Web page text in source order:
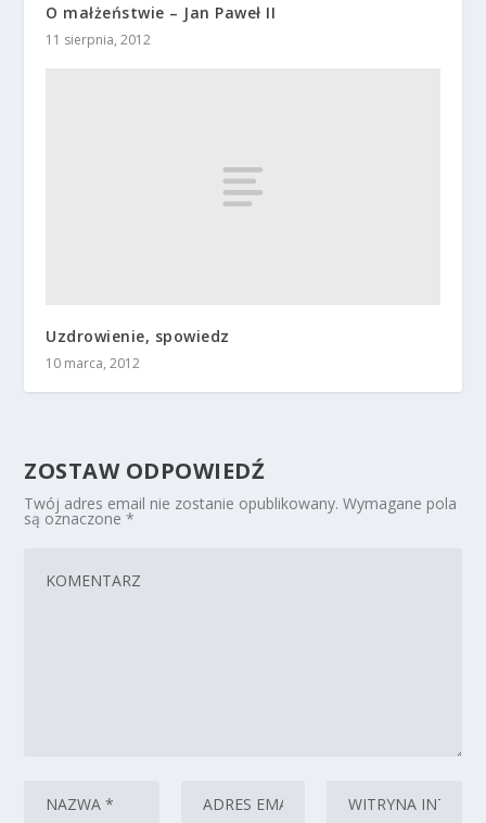
O małżeństwie – Jan Paweł II
11 sierpnia, 2012
Uzdrowienie, spowiedz
10 marca, 2012
ZOSTAW ODPOWIEDŹ
Twój adres email nie zostanie opublikowany. Wymagane pola
są oznaczone*